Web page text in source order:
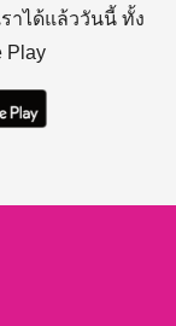
าได้แล้ววันนี้ ทั้ง
Play